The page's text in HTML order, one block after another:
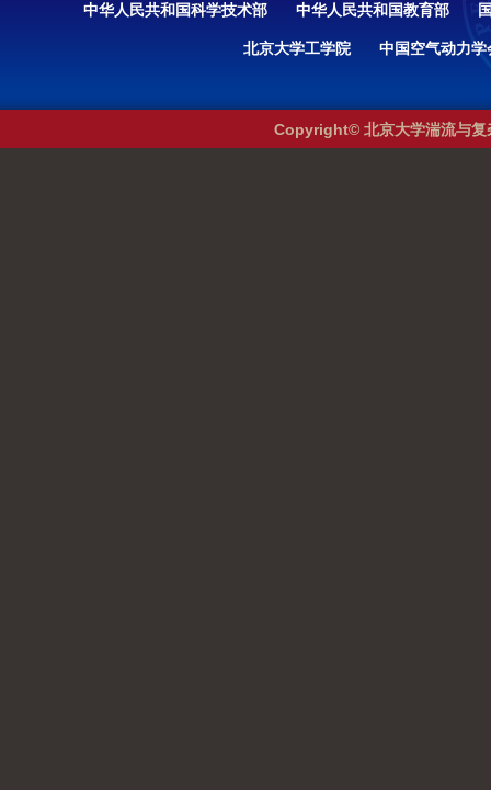
中华人民共和国科学技术部 中华人民共和国教育部
北京大学工学院 中国空气动力学
Copyright© 北京大学湍流与